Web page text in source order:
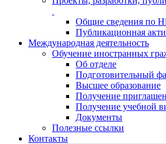
Общие сведения по
Публикационная
Международная деятельность
Обучение иностранных
Об отделе
Подготовительный
Высшее образование
Получение
Получение учебной
Документы
Полезные ссылки
Контакты